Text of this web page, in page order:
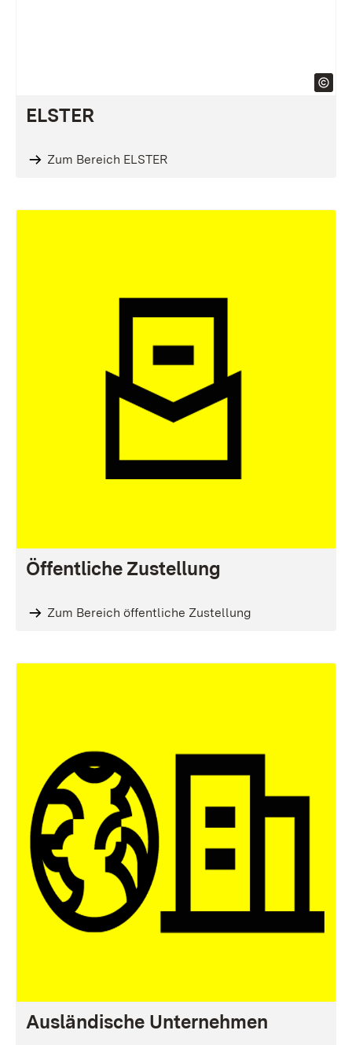
ELSTER
Zum Bereich ELSTER
Öffentliche Zustellung
Zum Bereich öffentliche Zustellung
Ausländische Unternehmen